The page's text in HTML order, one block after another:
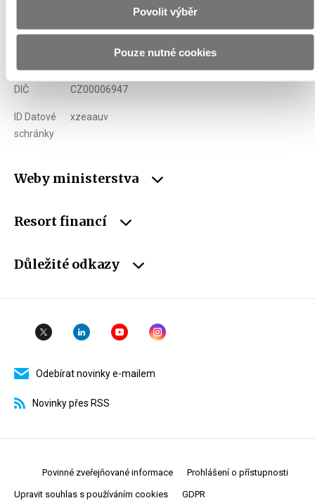
Povolit výběr
Pouze nutné cookies
+420 257 041 111
E-mail podatelna@mf.gov.cz
DIČ CZ00006947
ID Datové
schránky
xzeaauv
Weby ministerstva
Resort financí
Důležité odkazy
Odebírat novinky e-mailem
Novinky přes RSS
Povinné zveřejňované informace Prohlášení o přístupnosti
Upravit souhlas s používáním cookies GDPR